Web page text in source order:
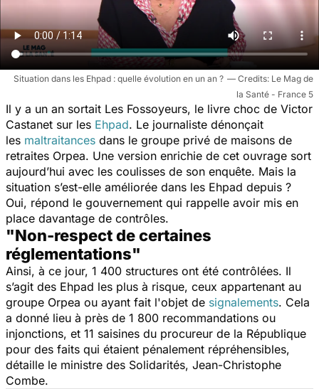
Situation dans les Ehpad : quelle évolution en un an ?
Le Mag de
la Santé - France 5
Il y a un an sortait Les Fossoyeurs, le livre choc de Victor
Castanet sur les Ehpad. Le journaliste dénonçait
les maltraitances dans le groupe privé de maisons de
retraites Orpea. Une version enrichie de cet ouvrage sort
aujourd’hui avec les coulisses de son enquête. Mais la
situation s’est-elle améliorée dans les Ehpad depuis ?
Oui, répond le gouvernement qui rappelle avoir mis en
place davantage de contrôles.
"Non-respect de certaines
réglementations"
Ainsi, à ce jour, 1 400 structures ont été contrôlées. Il
s’agit des Ehpad les plus à risque, ceux appartenant au
groupe Orpea ou ayant fait l'objet de signalements. Cela
a donné lieu à près de 1 800 recommandations ou
injonctions, et 11 saisines du procureur de la République
pour des faits qui étaient pénalement répréhensibles,
détaille le ministre des Solidarités, Jean-Christophe
Combe.